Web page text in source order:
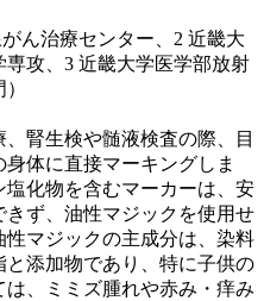
ん治療センター、2 近畿大
攻、3 近畿大学医学部放射
腎生検や髄液検査の際、目
体に直接マーキングしま
化物を含むマーカーは、安
ず、油性マジックを使用せ
マジックの主成分は、染料
添加物であり、特に子供の
、ミミズ腫れや赤み・痒み